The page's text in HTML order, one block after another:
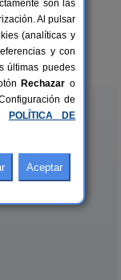
12-22+3 pers.
desde30 €
son las
Al pulsar
(analíticas y
y con
últimas puedes
Rechazar o
de
POLÍTICA DE